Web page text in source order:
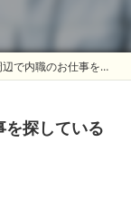
を探している方募集中！【内職さまのお声】
を探している